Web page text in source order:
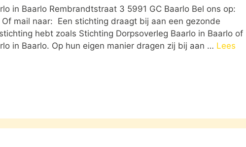
in Baarlo Rembrandtstraat 3 5991 GC Baarlo Bel ons op:
mail naar: Een stichting draagt bij aan een gezonde
hebt zoals Stichting Dorpsoverleg Baarlo in Baarlo of
in Baarlo. Op hun eigen manier dragen zij bij aan … Lees